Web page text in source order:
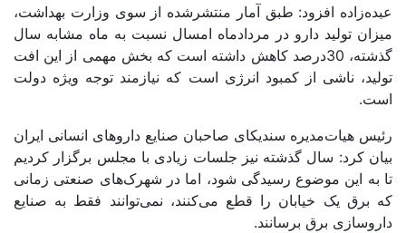
عبده‌‌‌زاده افزود: طبق آمار منتشرشده از سوی وزارت بهداشت،
میزان تولید دارو در مردادماه امسال نسبت به ماه مشابه سال
گذشته، 30‌درصد کاهش داشته است که بخش مهمی از این افت
تولید، ناشی از کمبود انرژی است که نیازمند توجه ویژه دولت
است.
رئیس هیات‌مدیره سندیکای صاحبان صنایع داروهای انسانی ایران
بیان کرد: سال گذشته نیز جلسات زیادی با مجلس برگزار کردیم
تا به این موضوع رسیدگی شود، اما در شهرک‌‌‌های صنعتی زمانی
که برق یک خیابان را قطع می‌کنند، نمی‌‌‌توانند فقط به صنایع
داروسازی برق برسانند.